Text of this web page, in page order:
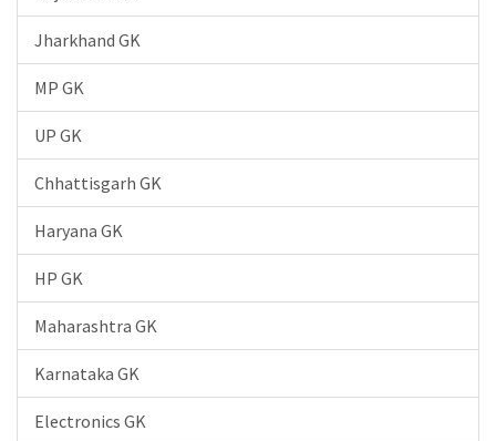
Jharkhand GK
MP GK
UP GK
Chhattisgarh GK
Haryana GK
HP GK
Maharashtra GK
Karnataka GK
Electronics GK